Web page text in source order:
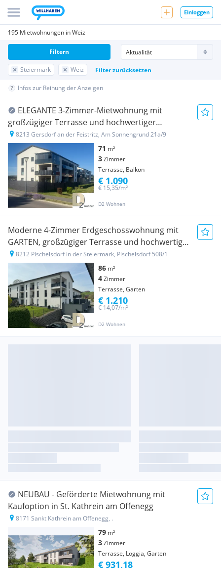
Einloggen
195 Mietwohnungen in Weiz
Steiermark Weiz Filter zurücksetzen
Filtern
Infos zur Reihung der Anzeigen
ELEGANTE 3-Zimmer-Mietwohnung mit
großzügiger Terrasse und hochwertiger
Ausstattung inkl. POOL
8213 Gersdorf an der Feistritz, Am Sonnengrund 21a/9
71 m²
3Zimmer
Terrasse, Balkon
D2 Wohnen
€ 15,35/m²
€ 1.090
Moderne 4-Zimmer Erdgeschosswohnung mit
GARTEN, großzügiger Terrasse und hochwertiger
Ausstattung in optimaler Lage in Pischelsdorf
8212 Pischelsdorf in der Steiermark, Pischelsdorf 508/1
86 m²
4Zimmer
Terrasse, Garten
D2 Wohnen
€ 14,07/m²
€ 1.210
NEUBAU - Geförderte Mietwohnung mit
Kaufoption in St. Kathrein am Offenegg
8171 Sankt Kathrein am Offenegg, .
79 m²
3Zimmer
Terrasse, Loggia, Garten
€ 931,18